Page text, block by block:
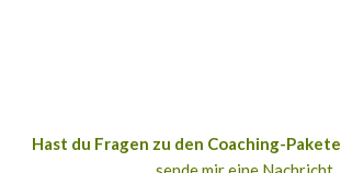
Hast du Fragen zu den Coaching-